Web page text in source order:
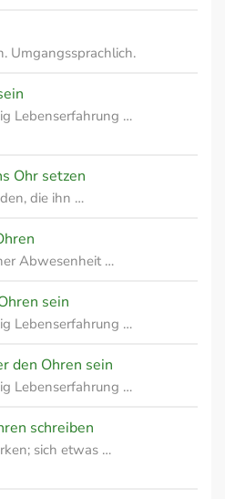
Umgangssprachlich.
Lebenserfahrung …
Ohr setzen
die ihn …
Abwesenheit …
sein
Lebenserfahrung …
den Ohren sein
Lebenserfahrung …
schreiben
sich etwas …